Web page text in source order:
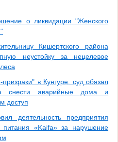
о ликвидации "Женского
Кишертского района
неустойку за нецелевое
в Кунгуре: суд обязал
снести аварийные дома и
доступ
деятельность предприятия
питания «Kaifa» за нарушение